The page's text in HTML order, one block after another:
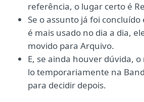
referência, o lugar certo é
Se o assunto já foi
é mais usado no dia a dia,
movido para Arquivo.
E, se ainda houver dúvida,
lo temporariamente na
para decidir depois.